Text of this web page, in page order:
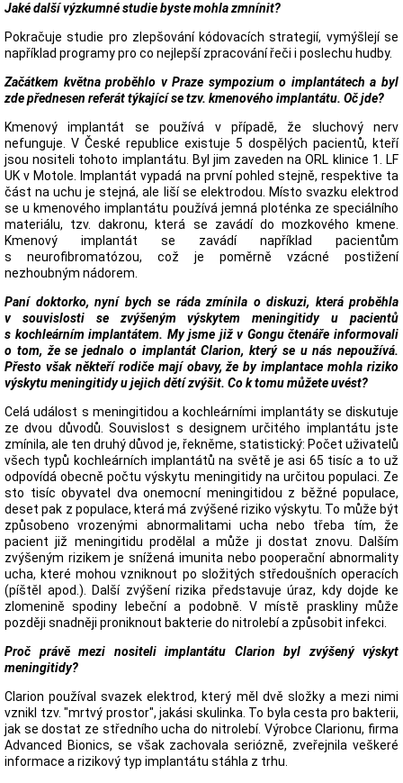
Jaké další výzkumné studie byste mohla zmnínit?
Pokračuje studie pro zlepšování kódovacích strategií, vymýšlejí se
například programy pro co nejlepší zpracování řeči i poslechu hudby.
Začátkem května proběhlo v Praze sympozium o implantátech a byl
zde přednesen referát týkající se tzv. kmenového implantátu. Oč jde?
Kmenový implantát se používá v případě, že sluchový nerv
nefunguje. V České republice existuje 5 dospělých pacientů, kteří
jsou nositeli tohoto implantátu. Byl jim zaveden na ORL klinice 1. LF
UK v Motole. Implantát vypadá na první pohled stejně, respektive ta
část na uchu je stejná, ale liší se elektrodou. Místo svazku elektrod
se u kmenového implantátu používá jemná ploténka ze speciálního
materiálu, tzv. dakronu, která se zavádí do mozkového kmene.
Kmenový implantát se zavádí například pacientům
s neurofibromatózou, což je poměrně vzácné postižení
nezhoubným nádorem.
Paní doktorko, nyní bych se ráda zmínila o diskuzi, která proběhla
v souvislosti se zvýšeným výskytem meningitidy u pacientů
s kochleárním implantátem. My jsme již v Gongu čtenáře informovali
o tom, že se jednalo o implantát Clarion, který se u nás nepoužívá.
Přesto však někteří rodiče mají obavy, že by implantace mohla riziko
výskytu meningitidy u jejich dětí zvýšit. Co k tomu můžete uvést?
Celá událost s meningitidou a kochleárními implantáty se diskutuje
ze dvou důvodů. Souvislost s designem určitého implantátu jste
zmínila, ale ten druhý důvod je, řekněme, statistický: Počet uživatelů
všech typů kochleárních implantátů na světě je asi 65 tisíc a to už
odpovídá obecně počtu výskytu meningitidy na určitou populaci. Ze
sto tisíc obyvatel dva onemocní meningitidou z běžné populace,
deset pak z populace, která má zvýšené riziko výskytu. To může být
způsobeno vrozenými abnormalitami ucha nebo třeba tím, že
pacient již meningitidu prodělal a může ji dostat znovu. Dalším
zvýšeným rizikem je snížená imunita nebo pooperační abnormality
ucha, které mohou vzniknout po složitých středoušních operacích
(píštěl apod.). Další zvýšení rizika představuje úraz, kdy dojde ke
zlomenině spodiny lebeční a podobně. V místě praskliny může
později snadněji proniknout bakterie do nitrolebí a způsobit infekci.
Proč právě mezi nositeli implantátu Clarion byl zvýšený výskyt
meningitidy?
Clarion používal svazek elektrod, který měl dvě složky a mezi nimi
vznikl tzv. "mrtvý prostor", jakási skulinka. To byla cesta pro bakterii,
jak se dostat ze středního ucha do nitrolebí. Výrobce Clarionu, firma
Advanced Bionics, se však zachovala seriózně, zveřejnila veškeré
informace a rizikový typ implantátu stáhla z trhu.